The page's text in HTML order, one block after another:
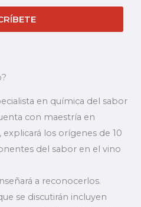
en química del sabor
con maestría en
explicará los orígenes de 10
del sabor en el vino
a reconocerlos.
se discutirán incluyen